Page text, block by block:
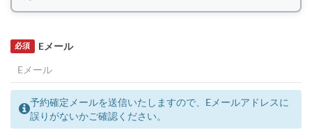
Eメール
必須
予約確定メールを送信いたしますので、Eメールアドレスに
誤りがないかご確認ください。